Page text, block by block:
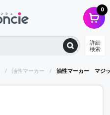
0
詳細
検索
油性マーカー 油性マーカー マ